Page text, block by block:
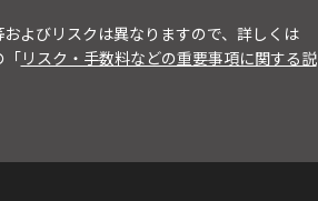
よびリスクは異なりますので、詳しくは
「リスク・手数料などの重要事項に関する説